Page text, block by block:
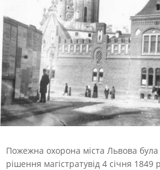
Пожежна охорона міста Львова була
рішення магістратувід 4 січня 1849